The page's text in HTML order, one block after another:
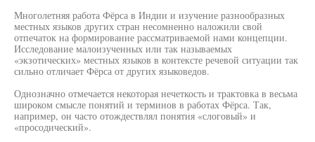
Многолетняя работа Фёрса в Индии и изучение разнообразных
местных языков других стран несомненно наложили свой
отпечаток на формирование рассматриваемой нами концепции.
Исследование малоизученных или так называемых
«экзотических» местных языков в контексте речевой ситуации так
сильно отличает Фёрса от других языковедов.
Однозначно отмечается некоторая нечеткость и трактовка в весьма
широком смысле понятий и терминов в работах Фёрса. Так,
например, он часто отождествлял понятия «слоговый» и
«просодический».